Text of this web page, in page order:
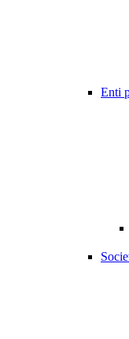
Enti